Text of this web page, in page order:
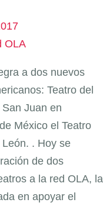
OLA
a dos nuevos
Teatro del
Juan en
México el Teatro
. Hoy se
de dos
a la red OLA, la
en apoyar el